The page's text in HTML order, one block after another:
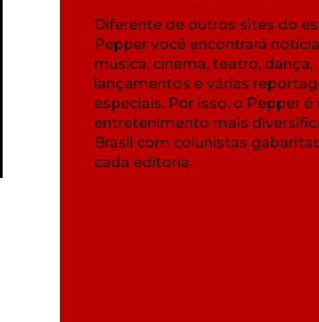
Diferente de outros sites do
Pepper você encontrará
música, cinema, teatro, dança,
lançamentos e várias
especiais. Por isso, o Pepper
entretenimento mais
Brasil com colunistas
cada editoria.